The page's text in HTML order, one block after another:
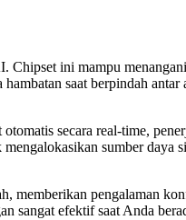
Chipset ini mampu
saat berpindah antar
secara real-time,
sumber daya
memberikan pengalaman
sangat efektif saat Anda